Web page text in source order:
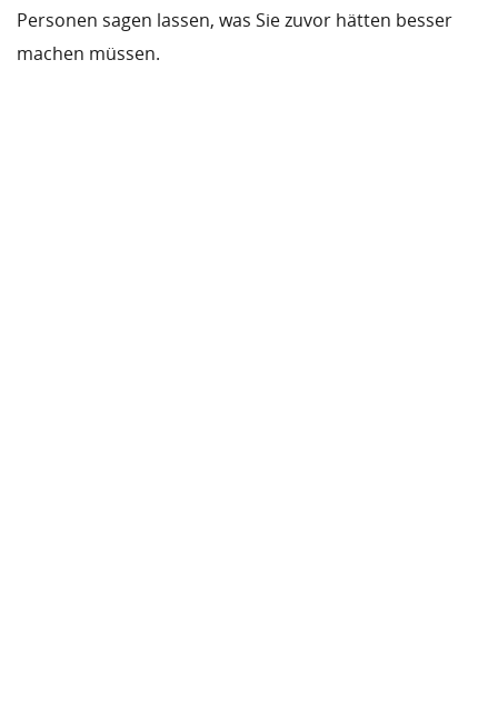
Personen sagen lassen, was Sie zuvor hätten besser
machen müssen.